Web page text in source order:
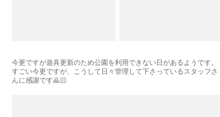
今更ですが遊具更新のため公園を利用できない日があるようです。
すごい今更ですが、こうして日々管理して下さっているスタッフさ
んに感謝です🙇🏻